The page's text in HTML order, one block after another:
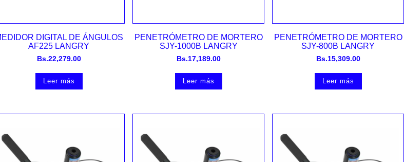
Vista rápida
DIGITAL DE ÁNGULOS
AF225 LANGRY
Bs.22,279.00
Leer más
Vista rápida
PENETRÓMETRO DE MORTERO
SJY-1000B LANGRY
Bs.17,189.00
Leer más
Vista rápida
PENETRÓMETRO DE MORTERO
SJY-800B LANGRY
Bs.15,309.00
Leer más